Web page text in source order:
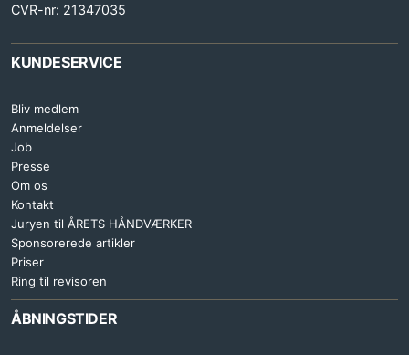
CVR-nr: 21347035
KUNDESERVICE
Bliv medlem
Anmeldelser
Job
Presse
Om os
Kontakt
Juryen til ÅRETS HÅNDVÆRKER
Sponsorerede artikler
Priser
Ring til revisoren
ÅBNINGSTIDER